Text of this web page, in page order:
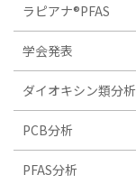
ラピアナ®PFAS
学会発表
ダイオキシン類分析
PCB分析
PFAS分析